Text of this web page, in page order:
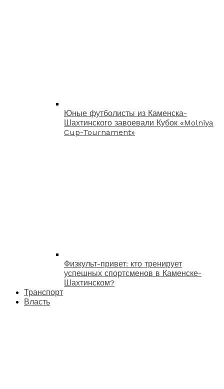
Юные футболисты из Каменска-
Шахтинского завоевали Кубок «Molniya
Cup-Tournament»
Физкульт-привет: кто тренирует
успешных спортсменов в Каменске-
Шахтинском?
Транспорт
Власть